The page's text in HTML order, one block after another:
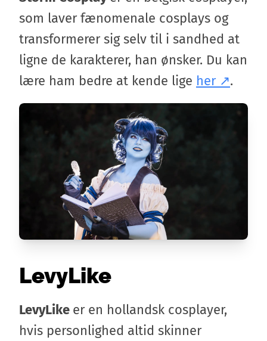
som laver fænomenale cosplays og
transformerer sig selv til i sandhed at
ligne de karakterer, han ønsker. Du kan
lære ham bedre at kende lige her .
LevyLike
LevyLike er en hollandsk cosplayer,
hvis personlighed altid skinner